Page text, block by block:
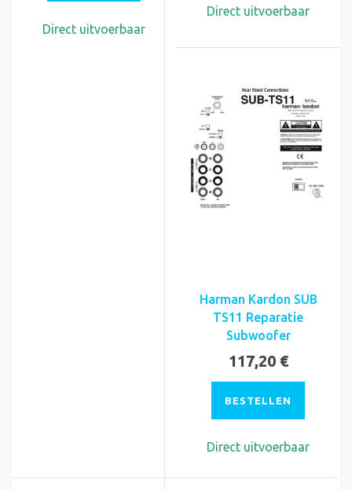
Direct uitvoerbaar
Direct uitvoerbaar
Harman Kardon SUB
TS11 Reparatie
Subwoofer
117,20 €
BESTELLEN
Direct uitvoerbaar